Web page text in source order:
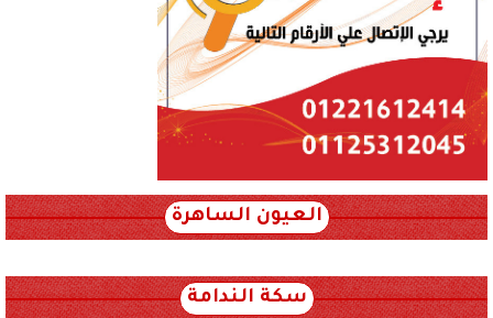
العيون الساهرة
سكة الندامة